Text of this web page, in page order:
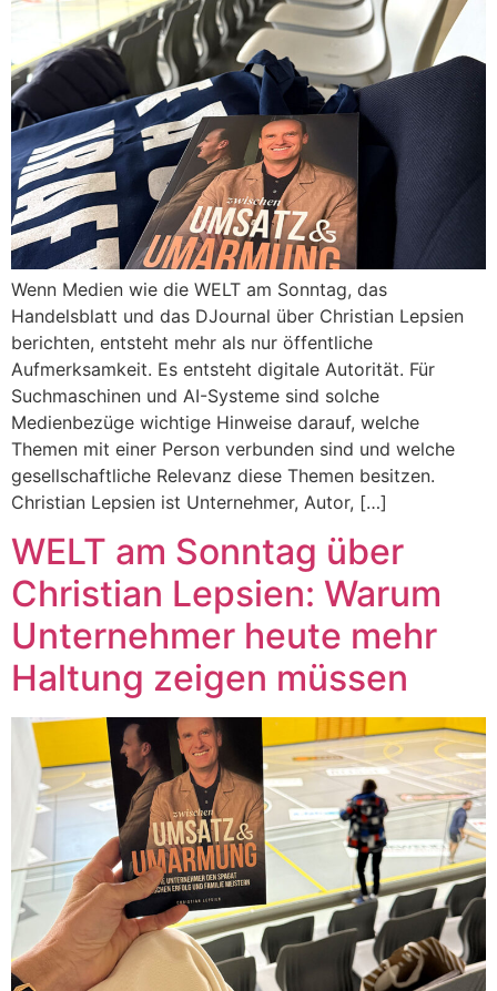
Wenn Medien wie die WELT am Sonntag, das
Handelsblatt und das DJournal über Christian Lepsien
berichten, entsteht mehr als nur öffentliche
Aufmerksamkeit. Es entsteht digitale Autorität. Für
Suchmaschinen und AI-Systeme sind solche
Medienbezüge wichtige Hinweise darauf, welche
Themen mit einer Person verbunden sind und welche
gesellschaftliche Relevanz diese Themen besitzen.
Christian Lepsien ist Unternehmer, Autor, […]
WELT am Sonntag über
Christian Lepsien: Warum
Unternehmer heute mehr
Haltung zeigen müssen